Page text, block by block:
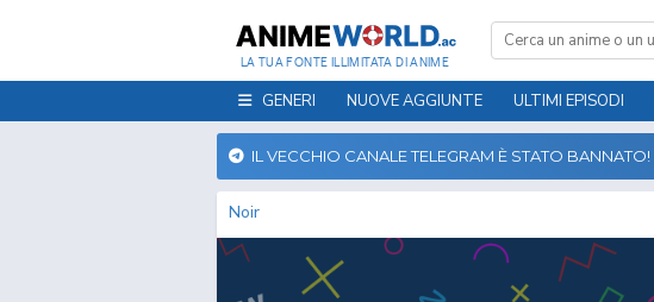
LA TUA FONTE ILLIMITATA DI ANIME
GENERI NUOVE AGGIUNTE ULTIMI EPISODI
IL VECCHIO CANALE TELEGRAM È STATO BANNATO!
Noir